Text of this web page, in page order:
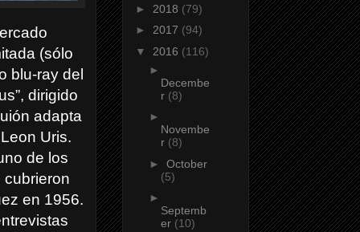
(sólo
blu-ray del
dirigido
adapta
Uris.
de los
cubrieron
en 1956.
► 2018 (79)
► 2017 (94)
▼ 2016 (116)
►
Decembe
r (8)
►
Novembe
r (8)
► October
(5)
►
Septemb
er (10)